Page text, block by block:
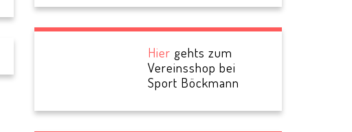
Hier gehts zum
Vereinsshop bei
Sport Böckmann